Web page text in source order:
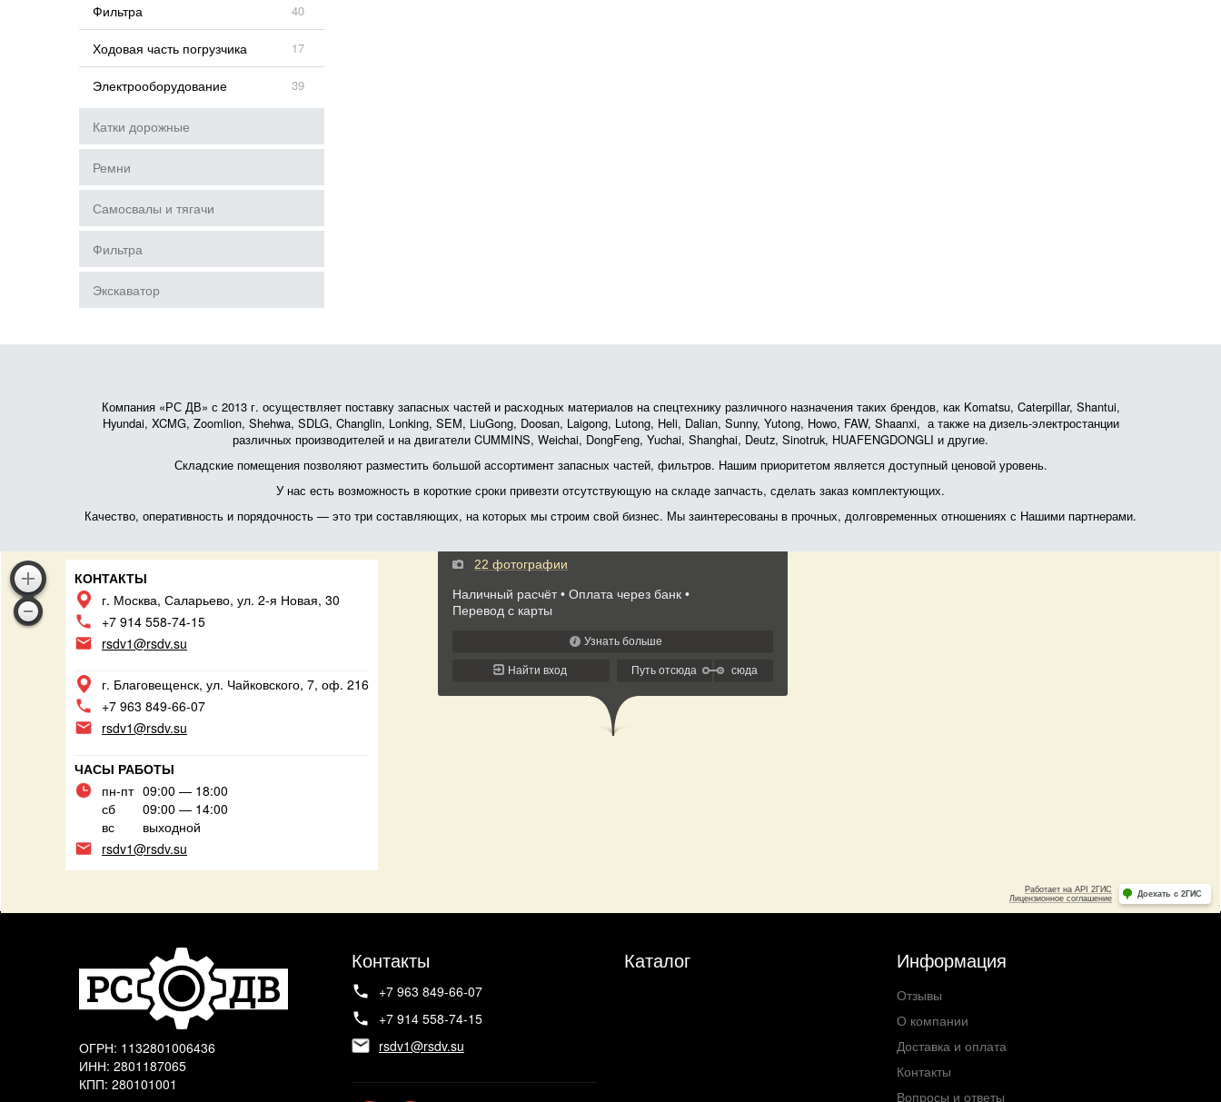
Фильтра 40
Ходовая часть погрузчика 17
Электрооборудование 39
Катки дорожные
Ремни
Самосвалы и тягачи
Фильтра
Экскаватор
Компания «РС ДВ» с 2013 г. осуществляет поставку запасных частей и расходных материалов на спецтехнику различного назначения таких брендов, как Komatsu, Caterpillar, Shantui,
Hyundai, XCMG, Zoomlion, Shehwa, SDLG, Changlin, Lonking, SEM, LiuGong, Doosan, Laigong, Lutong, Heli, Dalian, Sunny, Yutong, Howo, FAW, Shaanxi, а также на дизель-электростанции
различных производителей и на двигатели CUMMINS, Weichai, DongFeng, Yuchai, Shanghai, Deutz, Sinotruk, HUAFENGDONGLI и другие.
Складские помещения позволяют разместить большой ассортимент запасных частей, фильтров. Нашим приоритетом является доступный ценовой уровень.
У нас есть возможность в короткие сроки привезти отсутствующую на складе запчасть, сделать заказ комплектующих.
Качество, оперативность и порядочность — это три составляющих, на которых мы строим свой бизнес. Мы заинтересованы в прочных, долговременных отношениях с Нашими партнерами.
КОНТАКТЫ
г. Москва, Саларьево, ул. 2-я Новая, 30
+7 914 558-74-15
rsdv1@rsdv.su
г. Благовещенск, ул. Чайковского, 7, оф. 216
+7 963 849-66-07
rsdv1@rsdv.su
ЧАСЫ РАБОТЫ
пн-пт 09:00 — 18:00
сб
09:00 — 14:00
вс
выходной
rsdv1@rsdv.su
ОГРН: 1132801006436
ИНН: 2801187065
КПП: 280101001
Контакты
+7 963 849-66-07
+7 914 558-74-15
rsdv1@rsdv.su
Каталог Информация
Отзывы
О компании
Доставка и оплата
Контакты
Вопросы и ответы